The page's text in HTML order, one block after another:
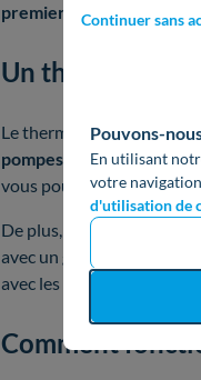
Continuer sans
Pouvons-
En utilisant
votre
d'utilisation de
premiers moissi vous
Un thermostat
Le thermostat Intelligent
pompes à chaleur(PAC),
vous pouvez bénéficier
De plus, le système tado°
avec un grand nombre d’
avec les appareils tado° des
Comment